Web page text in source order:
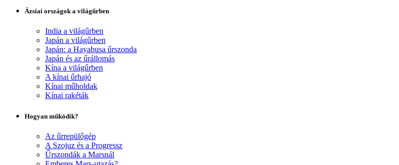
Ázsiai országok a világűrben
India a világűrben
Japán a világűrben
Japán: a Hayabusa űrszonda
Japán és az űrállomás
Kína a világűrben
A kínai űrhajó
Kínai műholdak
Kínai rakéták
Hogyan működik?
Az űrrepülőgép
A Szojuz és a Progressz
Űrszondák a Marsnál